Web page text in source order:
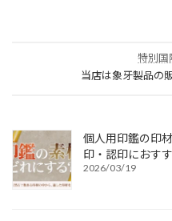
特別国
当店は象牙製品の
個人用印鑑の印
印・認印におす
2026/03/19